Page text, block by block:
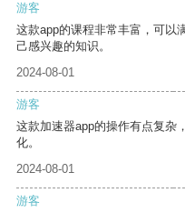
游客
这款app的课程非常丰富，可以
己感兴趣的知识。
2024-08-01
游客
这款加速器app的操作有点复杂
化。
2024-08-01
游客